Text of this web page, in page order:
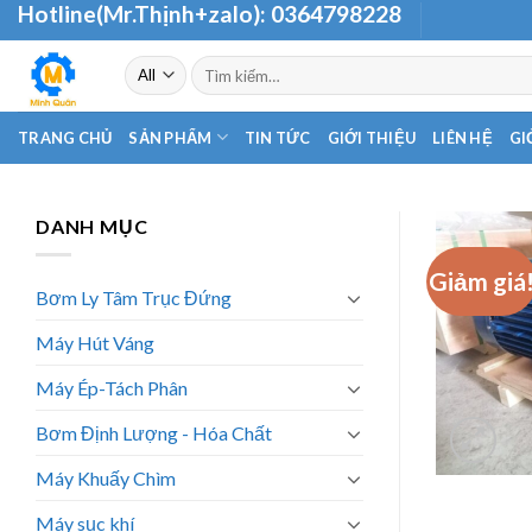
Skip
to
content
Hotline(Mr.Thịnh+zalo): 0364798228
Tìm
kiếm:
TRANG CHỦ SẢN PHẨM TIN TỨC GIỚI THIỆU LIÊN HỆ
DANH MỤC
Bơm Ly Tâm Trục Đứng
Máy Hút Váng
Máy Ép-Tách Phân
Bơm Định Lượng - Hóa Chất
Máy Khuấy Chìm
Máy sục khí
Giảm giá!